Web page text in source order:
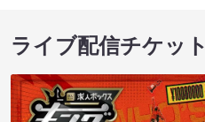
ライブ配信チケット